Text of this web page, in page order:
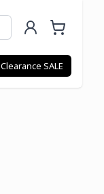
Clearance SALE